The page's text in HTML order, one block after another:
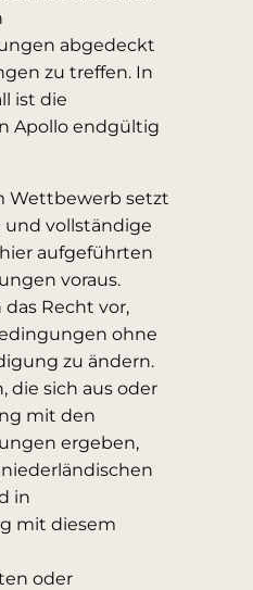
abgedeckt
zu treffen. In
ist die
Apollo endgültig
Wettbewerb setzt
und vollständige
aufgeführten
voraus.
Recht vor,
ohne
zu ändern.
die sich aus oder
mit den
ergeben,
in
mit diesem
oder